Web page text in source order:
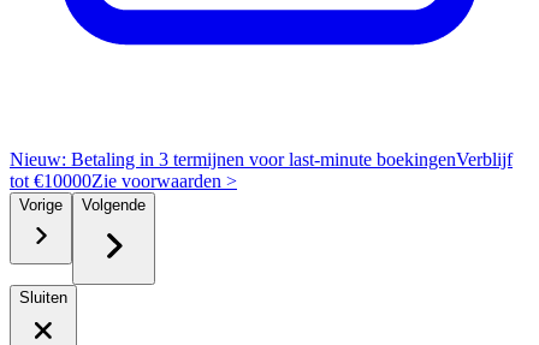
Nieuw: Betaling in 3 termijnen voor last-minute boekingenVerblijf
tot €10000Zie voorwaarden >
Vorige Volgende
Sluiten